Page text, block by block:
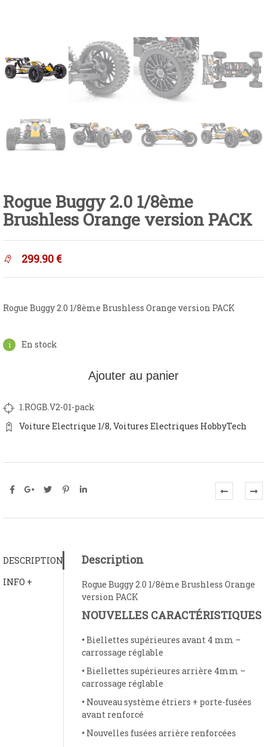
Rogue Buggy 2.0 1/8ème
Brushless Orange version PACK
299.90 €
Rogue Buggy 2.0 1/8ème Brushless Orange version PACK
En stock
Ajouter au panier
1.ROGB.V2-01-pack
Voiture Electrique 1/8, Voitures Electriques HobbyTech
DESCRIPTION
INFO +
Description
Rogue Buggy 2.0 1/8ème Brushless Orange
version PACK
NOUVELLES CARACTÉRISTIQUES
•Biellettes supérieures avant 4 mm –
carrossage réglable
•Biellettes supérieures arrière 4mm –
carrossage réglable
• Nouveau système étriers + porte-fusées
avant renforcé
• Nouvelles fusées arrière renforcées